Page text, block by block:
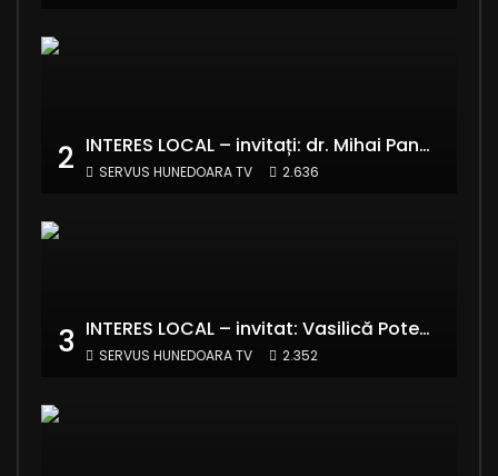
2 INTERES LOCAL – invitați: dr. Mihai Panaitescu – Manager Teatrul de Artă Deva și Alexandru Grecu
SERVUS HUNEDOARA TV 2.636
3 INTERES LOCAL – invitat: Vasilică Potecă – Senator PNL Hunedoara
SERVUS HUNEDOARA TV 2.352